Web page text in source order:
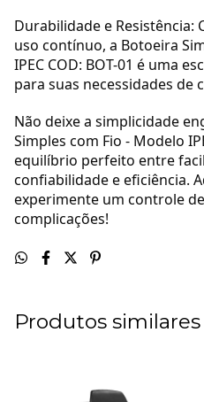
Durabilidade e
uso contínuo, a Botoeira
IPEC COD: BOT-01 é uma
para suas necessidades de
Não deixe a simplicidade
Simples com Fio - Modelo
equilíbrio perfeito entre
confiabilidade e eficiência.
experimente um controle
complicações!
Produtos similares